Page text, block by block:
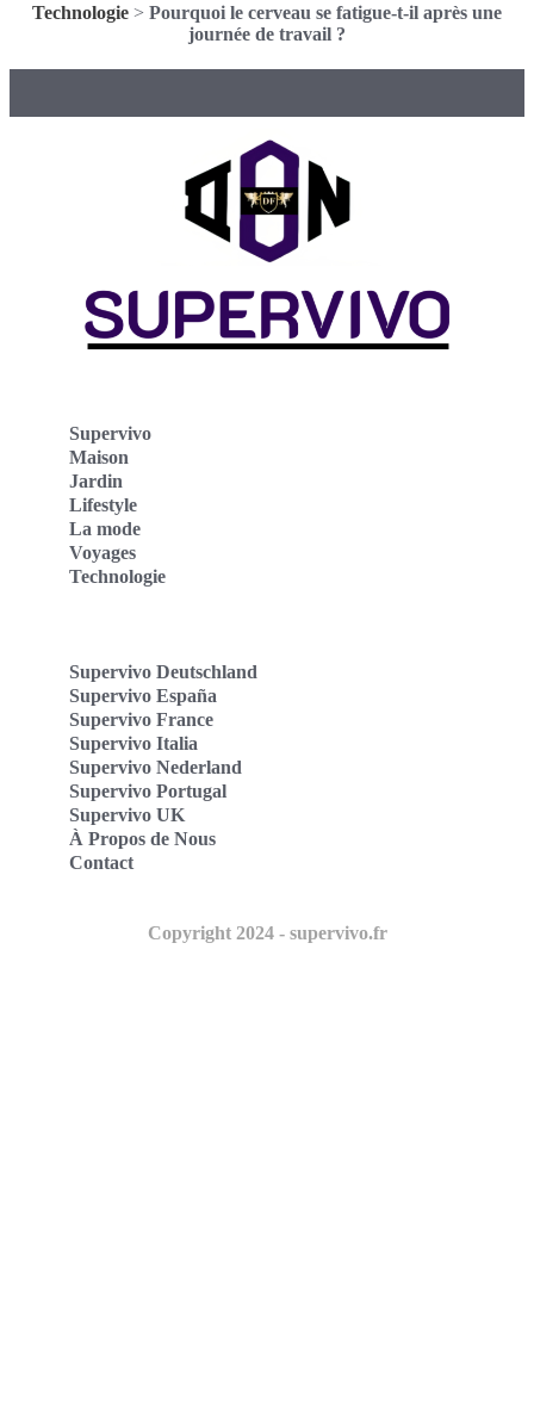
Technologie > Pourquoi le cerveau se fatigue-t-il après une
journée de travail ?
Supervivo
Maison
Jardin
Lifestyle
La mode
Voyages
Technologie
Supervivo Deutschland
Supervivo España
Supervivo France
Supervivo Italia
Supervivo Nederland
Supervivo Portugal
Supervivo UK
À Propos de Nous
Contact
Copyright 2024 - supervivo.fr